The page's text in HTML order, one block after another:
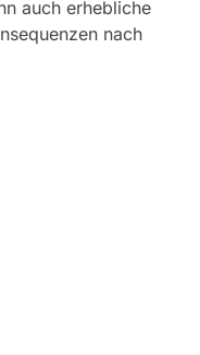
auch erhebliche
nach